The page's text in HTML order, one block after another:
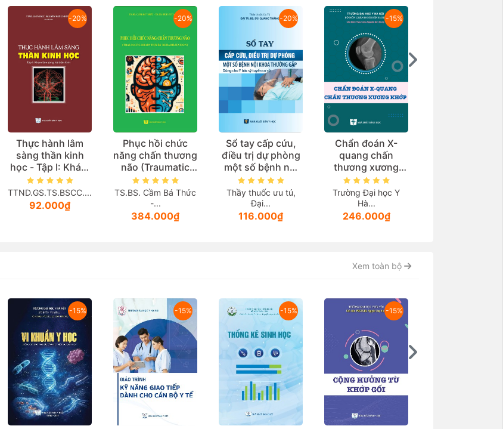
-20%
Thực hành lâm
sàng thần kinh
học - Tập I: Khám
lâm sàng hệ thần
kinh
TTND.GS.TS.BSCC....
92.000₫
-20%
Phục hồi chức
năng chấn thương
não (Traumatic
Brain Injury
Rehabilitation)
TS.BS. Cầm Bá Thức
-...
384.000₫
-20%
Sổ tay cấp cứu,
điều trị dự phòng
một số bệnh nội
khoa thường gặp
(Dùng cho y bác
sỹ tuyến cơ sở)
Thầy thuốc ưu tú,
Đại...
116.000₫
-15%
Chẩn đoán X-
quang chấn
thương xương
khớp
Trường Đại học Y
Hà...
246.000₫
Xem toàn bộ
-15% -15% -15% -15%